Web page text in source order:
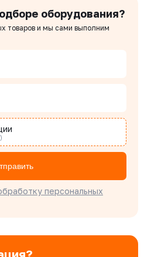
оборудования?
товаров и мы сами выполним
персональных